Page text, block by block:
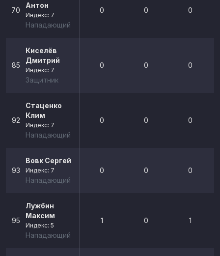
70
Антон
Индекс: 7
Нападающий
0 0 0
85
Киселёв
Дмитрий
Индекс: 7
Защитник
0 0 0
92
Стаценко
Клим
Индекс: 7
Нападающий
0 0 0
93
Вовк Сергей
Индекс: 7
Нападающий
0 0 0
95
Лужбин
Максим
Индекс: 5
Нападающий
1 0 1